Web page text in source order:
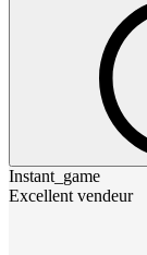
Instant_game
Excellent vendeur